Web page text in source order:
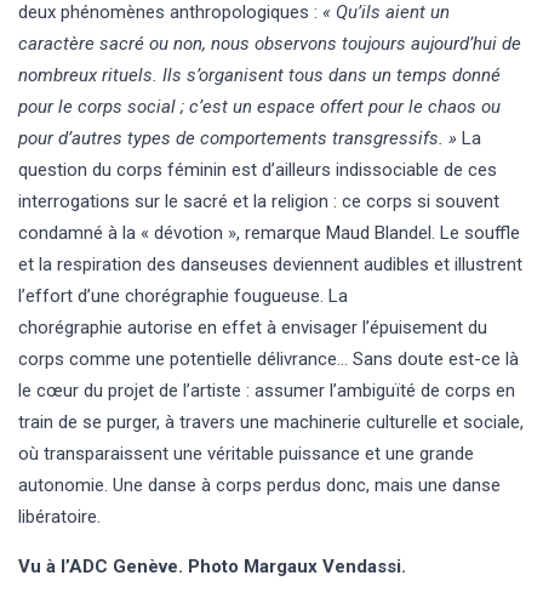
deux phénomènes anthropologiques : « Qu’ils aient un
caractère sacré ou non, nous observons toujours aujourd’hui de
nombreux rituels. Ils s’organisent tous dans un temps donné
pour le corps social ; c’est un espace offert pour le chaos ou
pour d’autres types de comportements transgressifs. » La
question du corps féminin est d’ailleurs indissociable de ces
interrogations sur le sacré et la religion : ce corps si souvent
condamné à la « dévotion », remarque Maud Blandel. Le souffle
et la respiration des danseuses deviennent audibles et illustrent
l’effort d’une chorégraphie fougueuse. La
chorégraphie autorise en effet à envisager l’épuisement du
corps comme une potentielle délivrance… Sans doute est-ce là
le cœur du projet de l’artiste : assumer l’ambiguïté de corps en
train de se purger, à travers une machinerie culturelle et sociale,
où transparaissent une véritable puissance et une grande
autonomie. Une danse à corps perdus donc, mais une danse
libératoire.
Vu à l’ADC Genève. Photo Margaux Vendassi.